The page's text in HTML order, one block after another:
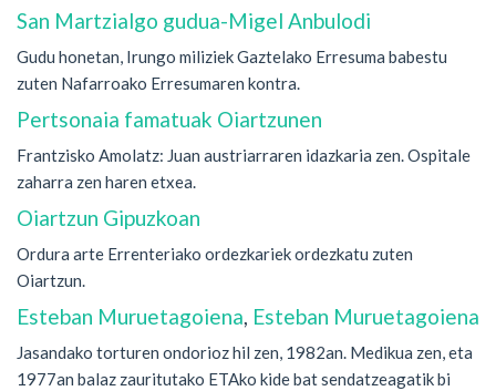
San Martzialgo gudua-Migel Anbulodi
Gudu honetan, Irungo miliziek Gaztelako Erresuma babestu
zuten Nafarroako Erresumaren kontra.
Pertsonaia famatuak Oiartzunen
Frantzisko Amolatz: Juan austriarraren idazkaria zen. Ospitale
zaharra zen haren etxea.
Oiartzun Gipuzkoan
Ordura arte Errenteriako ordezkariek ordezkatu zuten
Oiartzun.
Esteban Muruetagoiena Esteban Muruetagoiena
Jasandako torturen ondorioz hil zen, 1982an. Medikua zen, eta
1977an balaz zauritutako ETAko kide bat sendatzeagatik bi